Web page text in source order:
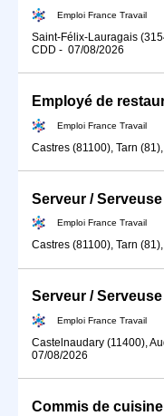
Emploi France Travail
Saint-Félix-Lauragais
CDD - 07/08/2026
Employé de
Emploi France Travail
Castres (81100), Tarn
Emploi France Travail
Castres (81100), Tarn
Serveur /
Emploi France Travail
Castelnaudary (11400),
07/08/2026
Commis de cuisine